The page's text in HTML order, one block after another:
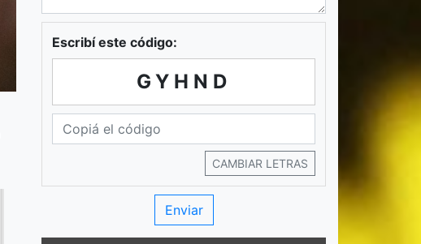
Escribí este código:
GYHND
CAMBIAR LETRAS